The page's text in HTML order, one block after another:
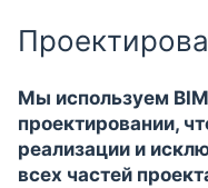
Мы используем
проектировании,
реализации и
всех частей